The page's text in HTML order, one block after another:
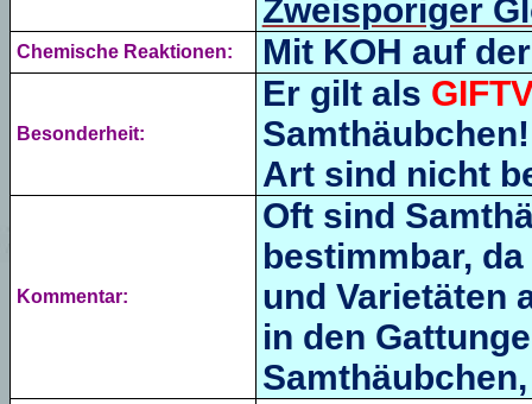
Zweisporiger
Chemische Reaktionen: Mit KOH auf
Besonderheit:
Er gilt als
Art sind nicht
Kommentar:
Oft sind
bestimmbar,
und Varietäten
in den